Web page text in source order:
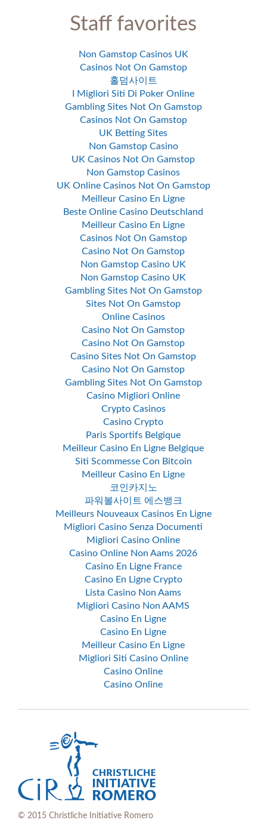
Staff favorites
Non Gamstop Casinos UK
Casinos Not On Gamstop
홀덤사이트
I Migliori Siti Di Poker Online
Gambling Sites Not On Gamstop
Casinos Not On Gamstop
UK Betting Sites
Non Gamstop Casino
UK Casinos Not On Gamstop
Non Gamstop Casinos
UK Online Casinos Not On Gamstop
Meilleur Casino En Ligne
Beste Online Casino Deutschland
Meilleur Casino En Ligne
Casinos Not On Gamstop
Casino Not On Gamstop
Non Gamstop Casino UK
Non Gamstop Casino UK
Gambling Sites Not On Gamstop
Sites Not On Gamstop
Online Casinos
Casino Not On Gamstop
Casino Not On Gamstop
Casino Sites Not On Gamstop
Casino Not On Gamstop
Gambling Sites Not On Gamstop
Casino Migliori Online
Crypto Casinos
Casino Crypto
Paris Sportifs Belgique
Meilleur Casino En Ligne Belgique
Siti Scommesse Con Bitcoin
Meilleur Casino En Ligne
코인카지노
파워볼사이트 에스뱅크
Meilleurs Nouveaux Casinos En Ligne
Migliori Casino Senza Documenti
Migliori Casino Online
Casino Online Non Aams 2026
Casino En Ligne France
Casino En Ligne Crypto
Lista Casino Non Aams
Migliori Casino Non AAMS
Casino En Ligne
Casino En Ligne
Meilleur Casino En Ligne
Migliori Siti Casino Online
Casino Online
Casino Online
© 2015 Christliche Initiative Romero